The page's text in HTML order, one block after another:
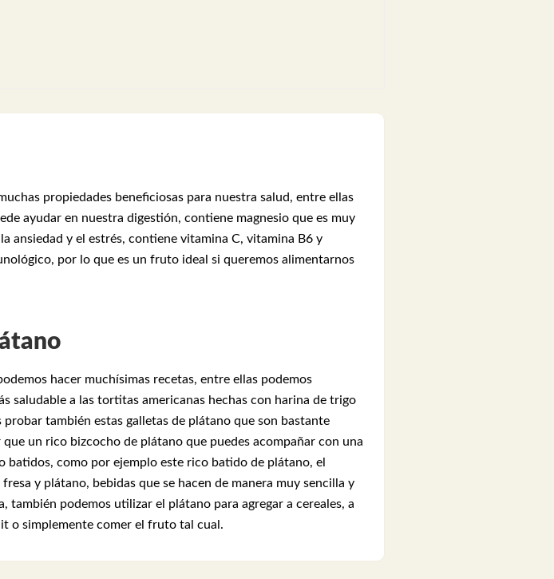
propiedades beneficiosas para nuestra salud, entre ellas
ayudar en nuestra digestión, contiene magnesio que es muy
ansiedad y el estrés, contiene vitamina C, vitamina B6 y
por lo que es un fruto ideal si queremos alimentarnos
hacer muchísimas recetas, entre ellas podemos
saludable a las tortitas americanas hechas con harina de trigo
también estas galletas de plátano que son bastante
un rico bizcocho de plátano que puedes acompañar con una
batidos, como por ejemplo este rico batido de plátano, el
y plátano, bebidas que se hacen de manera muy sencilla y
podemos utilizar el plátano para agregar a cereales, a
o simplemente comer el fruto tal cual.